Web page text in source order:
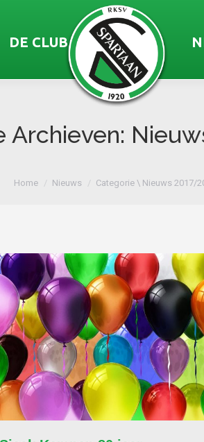
DE CLUB
Archieven:
Je bent hier:
Home Nieuws Categorie \ Nieuws 2017/